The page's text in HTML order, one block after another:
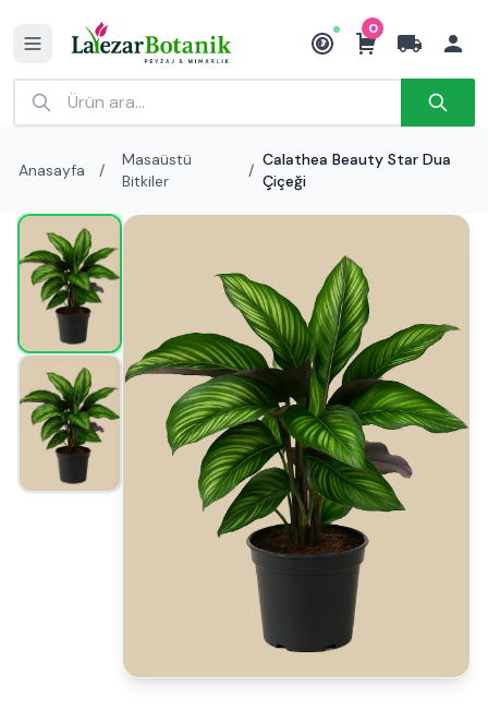
₺
0
Anasayfa /
Masaüstü
Bitkiler
/
Calathea Beauty Star Dua
Çiçeği